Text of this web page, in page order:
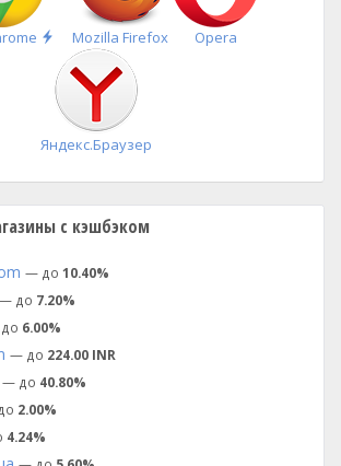
Быстрая
установка
Mozilla Firefox Opera
Яндекс.Браузер
с кэшбэком
— до 10.40%
— до 7.20%
6.00%
— до 224.00 INR
— до 40.80%
2.00%
4.24%